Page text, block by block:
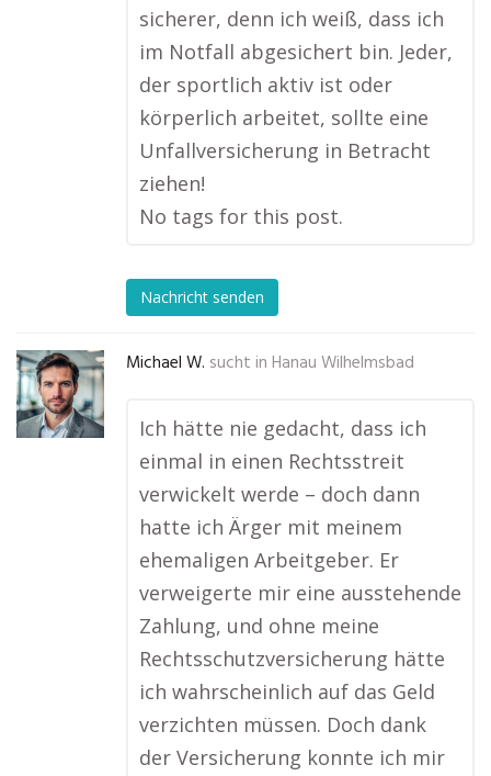
sicherer, denn ich weiß, dass ich
im Notfall abgesichert bin. Jeder,
der sportlich aktiv ist oder
körperlich arbeitet, sollte eine
Unfallversicherung in Betracht
ziehen!
No tags for this post.
Nachricht senden
Michael W. sucht in Hanau Wilhelmsbad
Ich hätte nie gedacht, dass ich
einmal in einen Rechtsstreit
verwickelt werde – doch dann
hatte ich Ärger mit meinem
ehemaligen Arbeitgeber. Er
verweigerte mir eine ausstehende
Zahlung, und ohne meine
Rechtsschutzversicherung hätte
ich wahrscheinlich auf das Geld
verzichten müssen. Doch dank
der Versicherung konnte ich mir